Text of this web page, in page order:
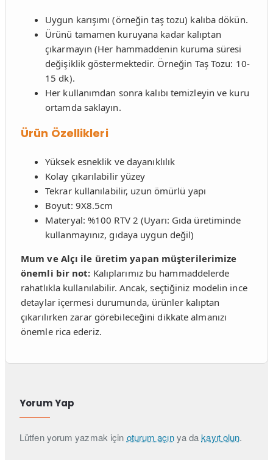
Uygun karışımı (örneğin taş tozu) kalıba dökün.
Ürünü tamamen kuruyana kadar kalıptan
çıkarmayın (Her hammaddenin kuruma süresi
değişiklik göstermektedir. Örneğin Taş Tozu: 10-
15 dk).
Her kullanımdan sonra kalıbı temizleyin ve kuru
ortamda saklayın.
Ürün Özellikleri
Yüksek esneklik ve dayanıklılık
Kolay çıkarılabilir yüzey
Tekrar kullanılabilir, uzun ömürlü yapı
Boyut: 9X8.5cm
Materyal: %100 RTV 2 (Uyarı: Gıda üretiminde
kullanmayınız, gıdaya uygun değil)
Mum ve Alçı ile üretim yapan müşterilerimize
önemli bir not: Kalıplarımız bu hammaddelerde
rahatlıkla kullanılabilir. Ancak, seçtiğiniz modelin ince
detaylar içermesi durumunda, ürünler kalıptan
çıkarılırken zarar görebileceğini dikkate almanızı
önemle rica ederiz.
Yorum Yap
Lütfen yorum yazmak için oturum açınya dakayıt olun.